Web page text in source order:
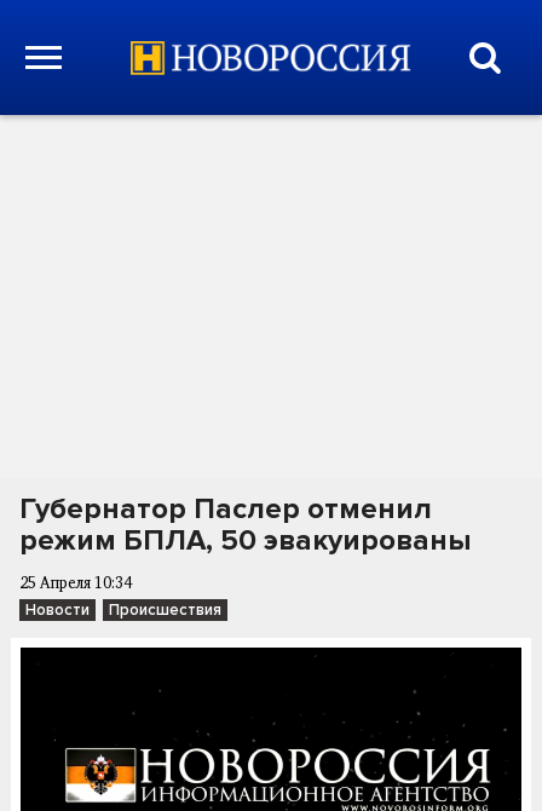
Губернатор Паслер отменил
режим БПЛА, 50 эвакуированы
25 Апреля 10:34
Новости Происшествия